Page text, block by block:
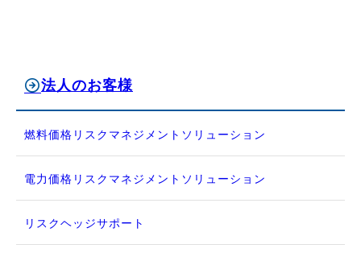
法人のお客様
燃料価格リスクマネジメントソリューション
電力価格リスクマネジメントソリューション
リスクヘッジサポート